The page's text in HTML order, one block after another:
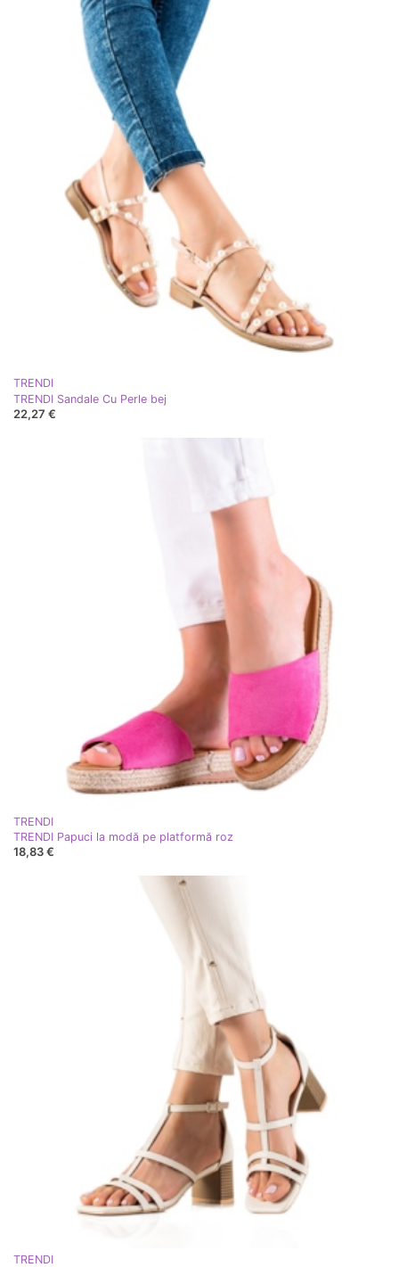
TRENDI
TRENDI Sandale Cu Perle bej
22,27 €
TRENDI
TRENDI Papuci la modă pe platformă roz
18,83 €
TRENDI